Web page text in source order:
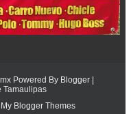
Powered By Blogger
Tamaulipas
My Blogger Themes